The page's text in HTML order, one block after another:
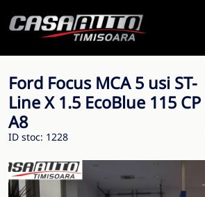
Ford Focus MCA 5 usi ST-
Line X 1.5 EcoBlue 115 CP
A8
ID stoc: 1228